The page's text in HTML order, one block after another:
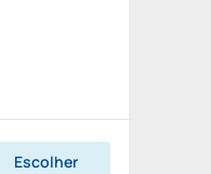
Escolher